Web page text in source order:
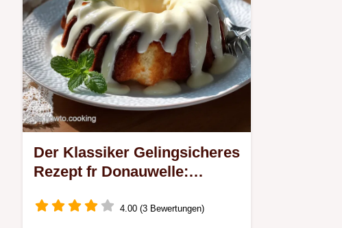
Der Klassiker Gelingsicheres
Rezept fr Donauwelle:
4.00 (3 Bewertungen)